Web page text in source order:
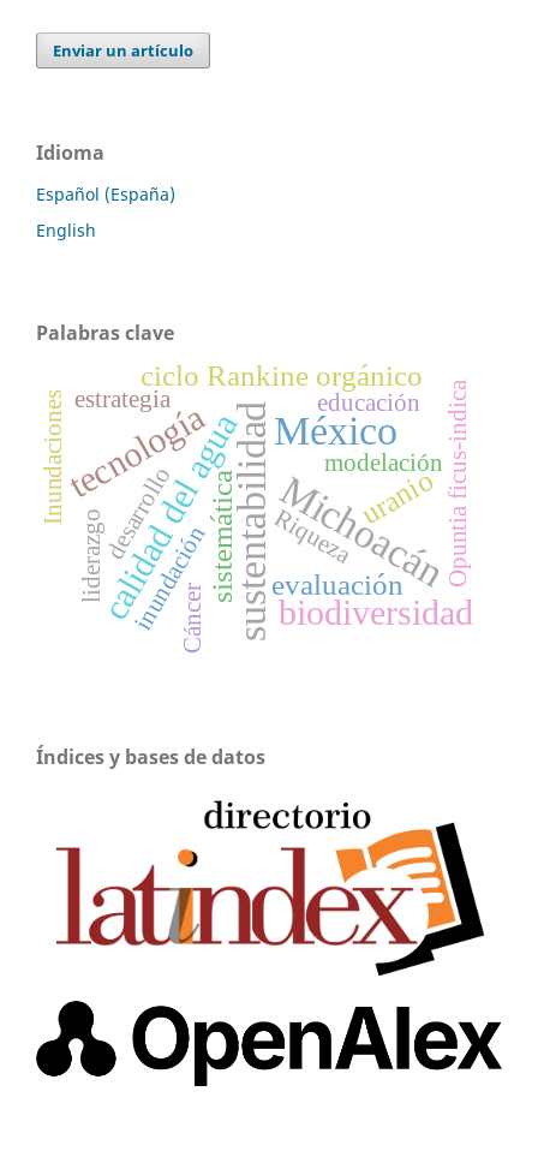
Enviar un artículo
Idioma
Español (España)
English
Palabras clave
sustentabilidadMichoacán
México
calidad del agua biodiversidad
tecnología
ciclo Rankine orgánico
evaluación
sistemática uranio Opuntia ficus-indica
Inundaciones
inundación
modelación
liderazgo Riqueza
educación
Cáncer
desarrollo
estrategia
Índices y bases de datos